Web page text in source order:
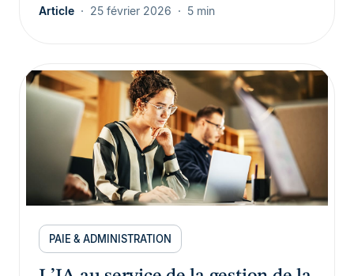
Article 25 février 2026 5 min
PAIE & ADMINISTRATION